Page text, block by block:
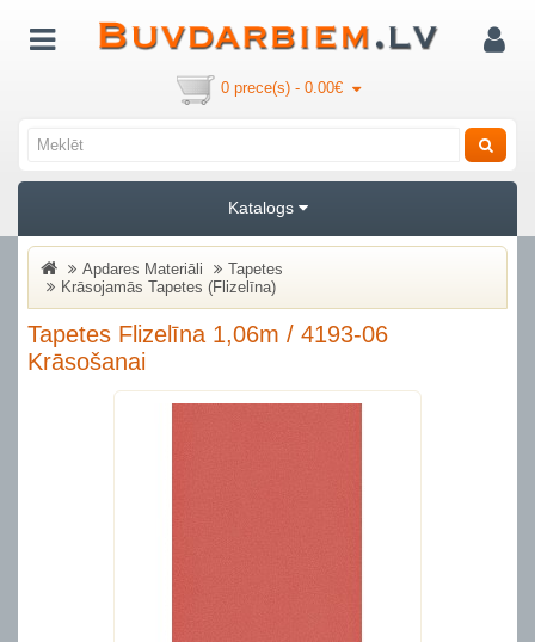
0 prece(s) - 0.00€
Katalogs
Apdares Materiāli
Tapetes
Krāsojamās Tapetes (Flizelīna)
Tapetes Flizelīna 1,06m / 4193-06
Krāsošanai